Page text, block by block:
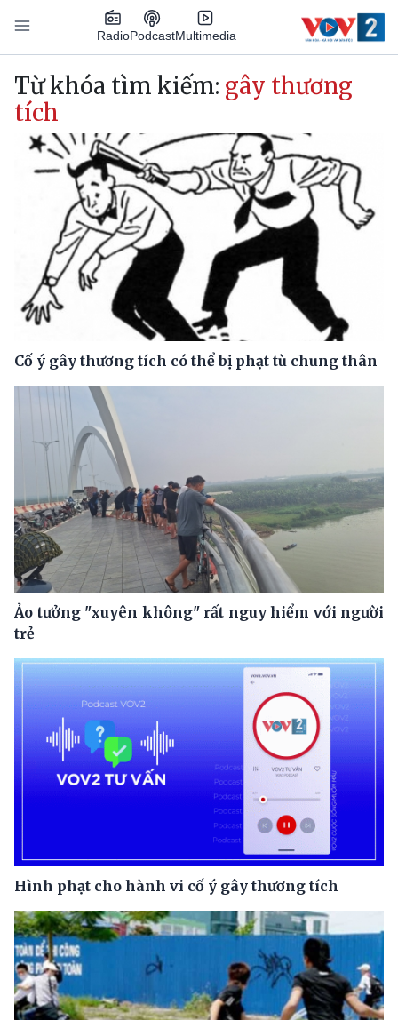
Nhảy đến nội dung
RadioPodcastMultimedia
Main navigation
Từ khóa tìm kiếm: gây thương
tích
Cố ý gây thương tích có thể bị phạt tù chung thân
Ảo tưởng "xuyên không" rất nguy hiểm với người
trẻ
Hình phạt cho hành vi cố ý gây thương tích